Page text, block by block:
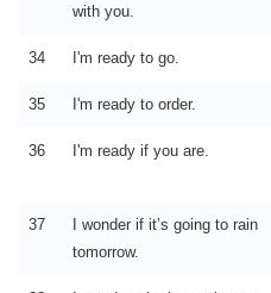
with you.
34 I'm ready to go.
35 I'm ready to order.
36 I'm ready if you are.
37
I wonder if it’s going to rain
tomorrow.